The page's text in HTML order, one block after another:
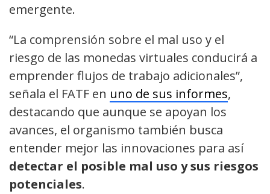
emergente.
“La comprensión sobre el mal uso y el
riesgo de las monedas virtuales conducirá a
emprender flujos de trabajo adicionales”,
señala el FATF en uno de sus informes,
destacando que aunque se apoyan los
avances, el organismo también busca
entender mejor las innovaciones para así
detectar el posible mal uso y sus riesgos
potenciales.